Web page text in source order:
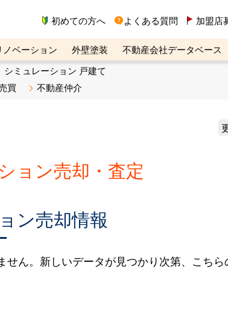
初めての方へ よくある質問 加盟店
ノベーション 外壁塗装
不動産会社データベース
不動産売却ご相談デスク
シミュレーション 戸建て
買 不動産仲介
ョン売却・査定
ン売却情報
ん。新しいデータが見つかり次第、こちら